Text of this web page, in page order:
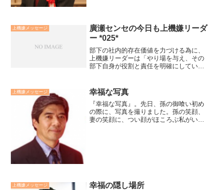
上機嫌メッセージ
廣瀬センセの今日も上機嫌リーダ
ー *025*
部下の社内的存在価値を力づける為に、
上機嫌リーダーは「やり場を与え、その
部下自身が役割と責任を明確にしていく
「理念やビジョンの対話を持ち、お客様
の喜びの声をわかち合った...
上機嫌メッセージ 幸福な写真
『幸福な写真』。先日、孫の御喰い初め
の際に、写真を撮りました。孫の笑顔、
妻の笑顔に、つい顔がほころぶ私がいま
上機嫌メッセージ 幸福の隠し場所